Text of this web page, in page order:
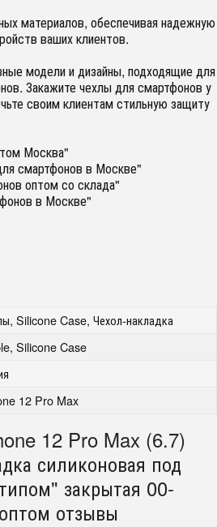
материалов, обеспечивая надежную
ваших клиентов.
модели и дизайны, подходящие для
Закажите чехлы для смартфонов у
своим клиентам стильную защиту
Москва"
смартфонов в Москве"
оптом со склада"
в Москве"
Silicone Case, Чехол-накладка
Silicone Case
12 Pro Max
12 Pro Max (6.7)
силиконовая под
закрытая 00-
отзывы